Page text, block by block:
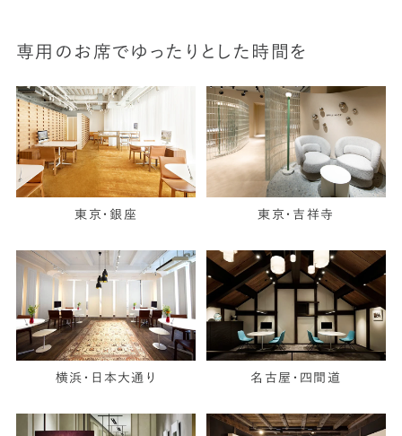
専用のお席でゆったりとした時間を
東京・銀座 東京・吉祥寺
横浜・日本大通り 名古屋・四間道